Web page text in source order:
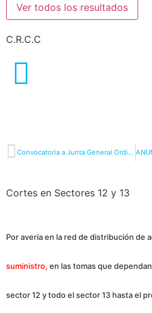
Ver todos los resultados
C.R.C.C
Convocatoria a Junta General Ordinaria
Cortes en Sectores 12 y 13
Por avería en la red de distribución de
suministro, en las tomas que
sector 12 y todo el sector 13 hasta el